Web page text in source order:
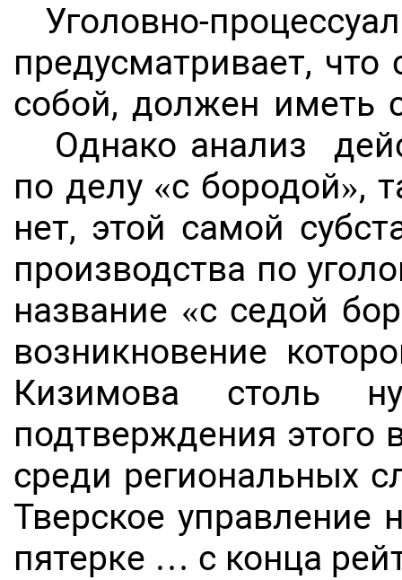
Уголовно-
предусматривает,
собой, должен иметь
Однако анализ
по делу «с бородой»,
нет, этой самой
производства по
название «с седой
возникновение
Кизимова столь
подтверждения этого
среди региональных
Тверское
пятерке … с конца